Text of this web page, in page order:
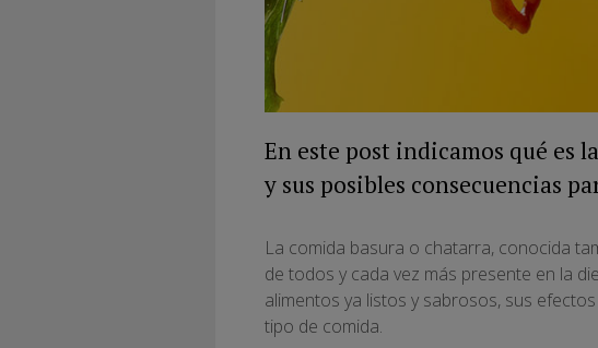
En este post indicamos qué es
y sus posibles consecuencias
La comida basura o chatarra, conocida
de todos y cada vez más presente en la
alimentos ya listos y sabrosos, sus
tipo de comida.